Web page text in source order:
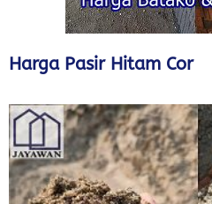
Harga Pasir Hitam Cor